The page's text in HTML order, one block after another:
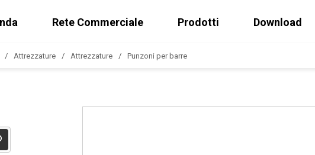
Rete Commerciale Prodotti Download
Attrezzature Attrezzature Punzoni per barre